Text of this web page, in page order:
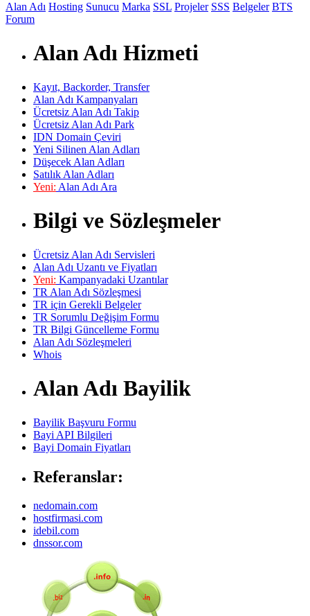
Alan Adı Hosting Sunucu Marka SSL Projeler SSS Belgeler BTS
Forum
Alan Adı Hizmeti
Kayıt, Backorder, Transfer
Alan Adı Kampanyaları
Ücretsiz Alan Adı Takip
Ücretsiz Alan Adı Park
IDN Domain Çeviri
Yeni Silinen Alan Adları
Düşecek Alan Adları
Satılık Alan Adları
Yeni: Alan Adı Ara
Bilgi ve Sözleşmeler
Ücretsiz Alan Adı Servisleri
Alan Adı Uzantı ve Fiyatları
Yeni: Kampanyadaki Uzantılar
TR Alan Adı Sözleşmesi
TR için Gerekli Belgeler
TR Sorumlu Değişim Formu
TR Bilgi Güncelleme Formu
Alan Adı Sözleşmeleri
Whois
Alan Adı Bayilik
Bayilik Başvuru Formu
Bayi API Bilgileri
Bayi Domain Fiyatları
Referanslar:
nedomain.com
hostfirmasi.com
idebil.com
dnssor.com